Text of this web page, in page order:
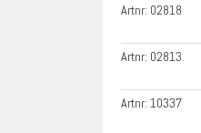
Artnr: 02818
Artnr: 02813
Artnr:10337